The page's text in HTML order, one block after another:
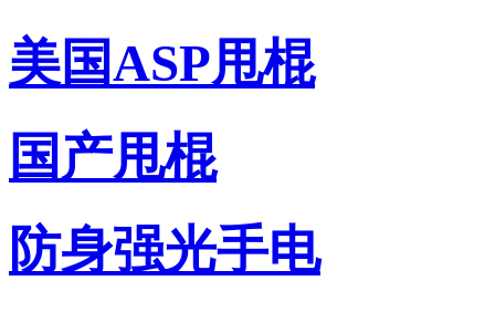
美国ASP甩棍
国产甩棍
防身强光手电